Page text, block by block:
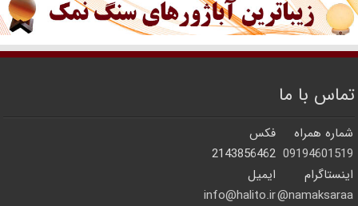
تماس با ما
شماره همراه
فکس
09194601519
2143856462
اینستاگرام
ایمیل
namaksaraa@
info@halito.ir